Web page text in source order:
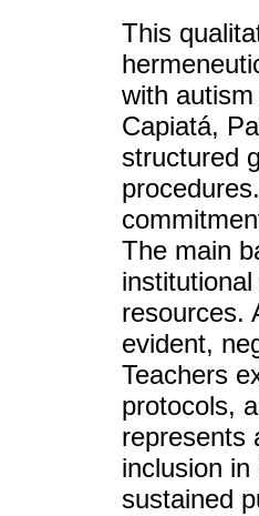
This
with
Capiatá,
structured
The main
resources.
evident,
Teachers
protocols,
represents
inclusion
sustained